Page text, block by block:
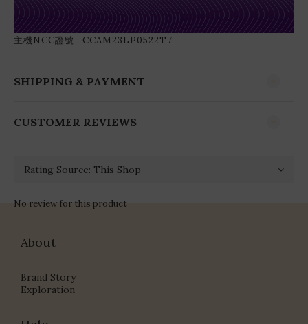
主機NCC證號 : CCAM23LP0522T7
SHIPPING & PAYMENT
CUSTOMER REVIEWS
No review for this product
About
Brand Story
Exploration